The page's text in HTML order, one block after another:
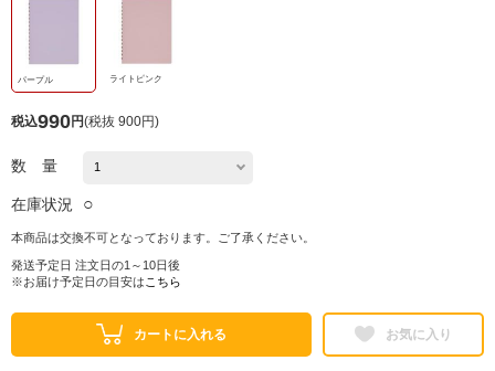
パープル ライトピンク
税込990円(税抜 900円)
数 量
在庫状況 ○
本商品は交換不可となっております。ご了承ください。
発送予定日 注文日の1～10日後
※お届け予定日の目安は こちら
カートに入れる お気に入り